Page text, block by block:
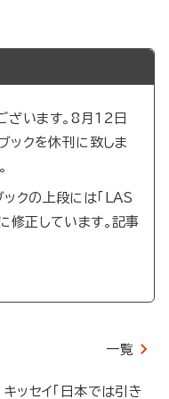
ざいます。8月12日
ックを休刊に致しま
クの上段には「LAS
修正しています。記事
一覧
ッセイ「日本では引き